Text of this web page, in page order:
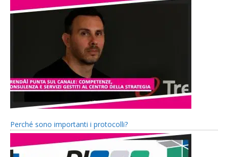
Perché sono importanti i protocolli?